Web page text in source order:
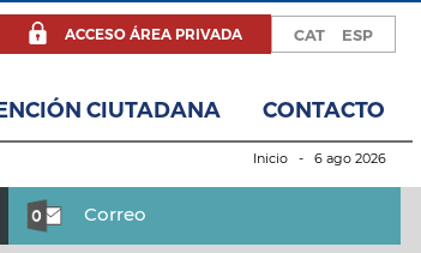
ESP
CAT
ACCESO ÁREA PRIVADA
CIUTADANA CONTACTO
Inicio - 6 ago 2026
Correo